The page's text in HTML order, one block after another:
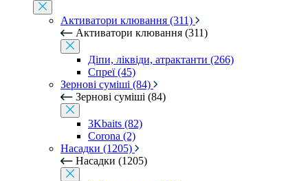
Активатори клювання (311)
Активатори клювання (311)
Діпи, ліквіди, атрактанти (266)
Спреї (45)
Зернові суміші (84)
Зернові суміші (84)
3Kbaits (82)
Corona (2)
Насадки (1205)
Насадки (1205)